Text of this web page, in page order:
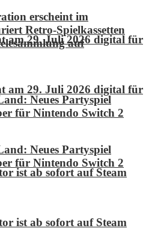
am 29. Juli 2026 digital für
Neues Partyspiel
für Nintendo Switch 2
ist ab sofort auf Steam
erscheint im
Retro-Spielkassetten
auf
am 29. Juli 2026 digital für
Neues Partyspiel
für Nintendo Switch 2
ist ab sofort auf Steam